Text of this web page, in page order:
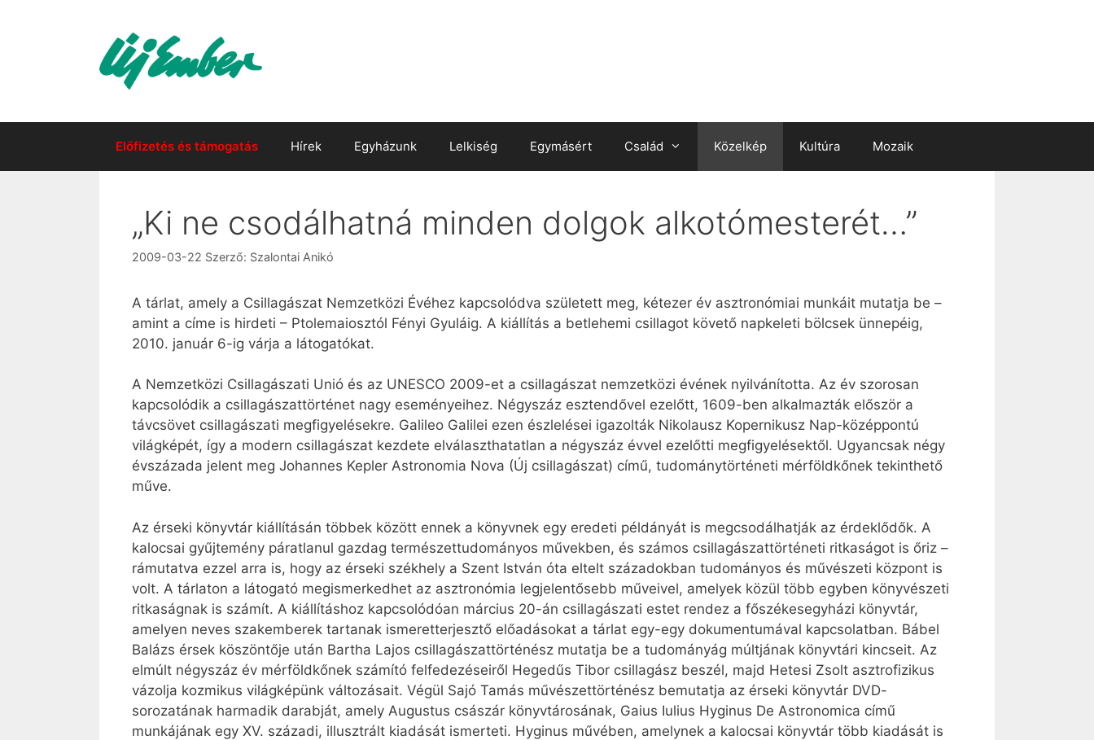
Előfizetés és támogatás Hírek Egyházunk Lelkiség Egymásért Család Közelkép Kultúra Mozaik
„Ki ne csodálhatná minden dolgok alkotómesterét…”
2009-03-22 Szerző: Szalontai Anikó
A tárlat, amely a Csillagászat Nemzetközi Évéhez kapcsolódva született meg, kétezer év asztronómiai munkáit mutatja be –
amint a címe is hirdeti – Ptolemaiosztól Fényi Gyuláig. A kiállítás a betlehemi csillagot követő napkeleti bölcsek ünnepéig,
2010. január 6-ig várja a látogatókat.
A Nemzetközi Csillagászati Unió és az UNESCO 2009-et a csillagászat nemzetközi évének nyilvánította. Az év szorosan
kapcsolódik a csillagászattörténet nagy eseményeihez. Négyszáz esztendővel ezelőtt, 1609-ben alkalmazták először a
távcsövet csillagászati megfigyelésekre. Galileo Galilei ezen észlelései igazolták Nikolausz Kopernikusz Nap-középpontú
világképét, így a modern csillagászat kezdete elválaszthatatlan a négyszáz évvel ezelőtti megfigyelésektől. Ugyancsak négy
évszázada jelent meg Johannes Kepler Astronomia Nova (Új csillagászat) című, tudománytörténeti mérföldkőnek tekinthető
műve.
Az érseki könyvtár kiállításán többek között ennek a könyvnek egy eredeti példányát is megcsodálhatják az érdeklődők. A
kalocsai gyűjtemény páratlanul gazdag természettudományos művekben, és számos csillagászattörténeti ritkaságot is őriz –
rámutatva ezzel arra is, hogy az érseki székhely a Szent István óta eltelt századokban tudományos és művészeti központ is
volt. A tárlaton a látogató megismerkedhet az asztronómia legjelentősebb műveivel, amelyek közül több egyben könyvészeti
ritkaságnak is számít. A kiállításhoz kapcsolódóan március 20-án csillagászati estet rendez a főszékesegyházi könyvtár,
amelyen neves szakemberek tartanak ismeretterjesztő előadásokat a tárlat egy-egy dokumentumával kapcsolatban. Bábel
Balázs érsek köszöntője után Bartha Lajos csillagászattörténész mutatja be a tudományág múltjának könyvtári kincseit. Az
elmúlt négyszáz év mérföldkőnek számító felfedezéseiről Hegedűs Tibor csillagász beszél, majd Hetesi Zsolt asztrofizikus
vázolja kozmikus világképünk változásait. Végül Sajó Tamás művészettörténész bemutatja az érseki könyvtár DVD-
sorozatának harmadik darabját, amely Augustus császár könyvtárosának, Gaius Iulius Hyginus De Astronomica című
munkájának egy XV. századi, illusztrált kiadását ismerteti. Hyginus művében, amelynek a kalocsai könyvtár több kiadását is